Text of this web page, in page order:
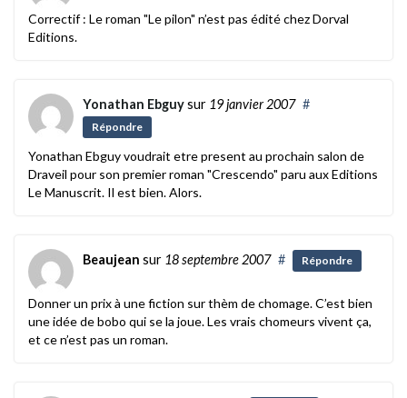
Correctif : Le roman "Le pilon" n’est pas édité chez Dorval
Editions.
Yonathan Ebguysur 19 janvier 2007 #
Répondre
Yonathan Ebguy voudrait etre present au prochain salon de
Draveil pour son premier roman "Crescendo" paru aux Editions
Le Manuscrit. Il est bien. Alors.
Beaujean sur 18 septembre 2007 # Répondre
Donner un prix à une fiction sur thèm de chomage. C’est bien
une idée de bobo qui se la joue. Les vrais chomeurs vivent ça,
et ce n’est pas un roman.